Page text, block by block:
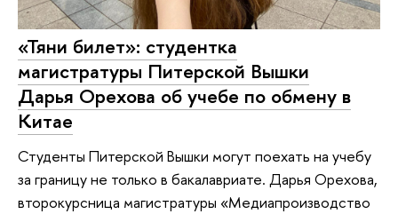
«Тяни билет»: студентка
магистратуры Питерской Вышки
Дарья Орехова об учебе по обмену в
Китае
Студенты Питерской Вышки могут поехать на учебу
за границу не только в бакалавриате. Дарья Орехова,
второкурсница магистратуры «Медиапроизводство